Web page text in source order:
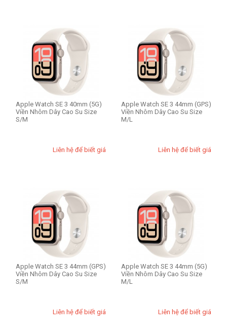
Apple Watch SE 3 40mm (5G)
Viền Nhôm Dây Cao Su Size
S/M
Liên hệ để biết giá
Apple Watch SE 3 44mm (GPS)
Viền Nhôm Dây Cao Su Size
M/L
Liên hệ để biết giá
Apple Watch SE 3 44mm (GPS)
Viền Nhôm Dây Cao Su Size
S/M
Liên hệ để biết giá
Apple Watch SE 3 44mm (5G)
Viền Nhôm Dây Cao Su Size
M/L
Liên hệ để biết giá